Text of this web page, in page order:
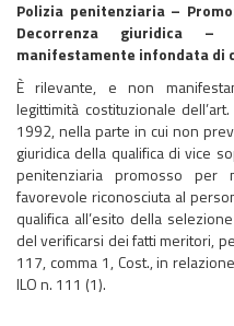
Polizia penitenziaria –
Decorrenza giuridica
manifestamente infondata di
È rilevante, e non
legittimità costituzionale
1992, nella parte in cui non
giuridica della qualifica di vice
penitenziaria promosso per
favorevole riconosciuta al
qualifica all’esito della
del verificarsi dei fatti meritori,
117, comma 1, Cost., in
ILO n. 111 (1).